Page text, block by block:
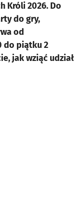
Króli 2026. Do
do gry,
od
do piątku 2
jak wziąć udział